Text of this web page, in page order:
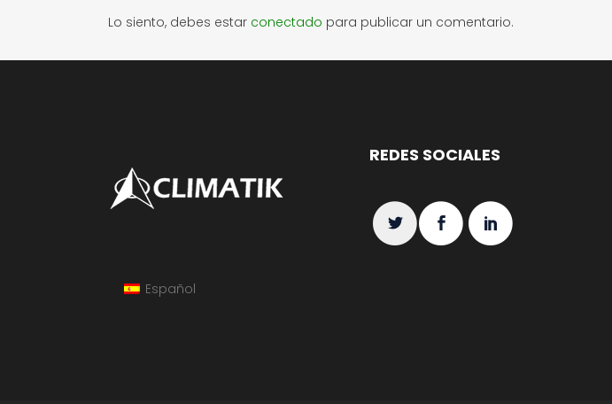
Lo siento, debes estar conectado para publicar un comentario.
Español
REDES SOCIALES